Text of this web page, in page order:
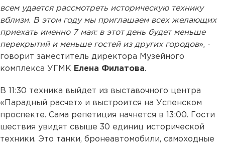
всем удается рассмотреть историческую технику
вблизи. В этом году мы приглашаем всех желающих
приехать именно 7 мая: в этот день будет меньше
перекрытий и меньше гостей из других городов», -
говорит заместитель директора Музейного
комплекса УГМК Елена Филатова.
В 11:30 техника выйдет из выставочного центра
«Парадный расчет» и выстроится на Успенском
проспекте. Сама репетиция начнется в 13:00. Гости
шествия увидят свыше 30 единиц исторической
техники. Это танки, бронеавтомобили, самоходные